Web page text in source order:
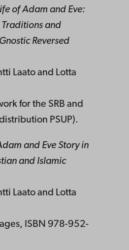
of Adam and Eve:
Traditions and
Reversed
Laato and Lotta
for the SRB and
PSUP).
and Eve Story in
and Islamic
Laato and Lotta
ISBN 978-952-